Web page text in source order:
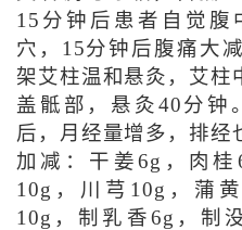
15分钟后患者自觉腹
穴，15分钟后腹痛大
架艾柱温和悬灸，艾柱
盖骶部，悬灸40分钟
后，月经量增多，排经
加减：干姜6g，肉
10g，川芎10g，蒲
10g，制乳香6g，制